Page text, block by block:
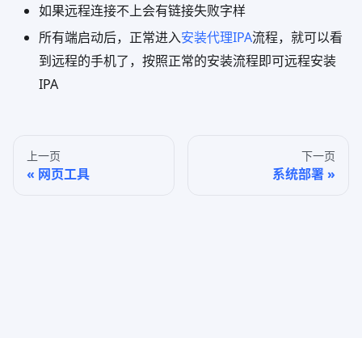
如果远程连接不上会有链接失败字样
所有端启动后，正常进入安装代理IPA流程，就可以看
到远程的手机了，按照正常的安装流程即可远程安装
IPA
上一页
网页工具
下一页
系统部署